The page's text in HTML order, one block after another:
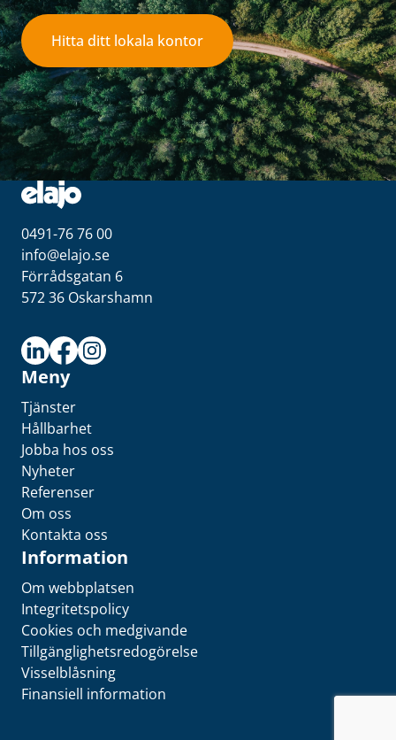
Hitta ditt lokala kontor
0491-76 76 00
info@elajo.se
Förrådsgatan 6
572 36 Oskarshamn
Meny
Tjänster
Hållbarhet
Jobba hos oss
Nyheter
Referenser
Om oss
Kontakta oss
Information
Om webbplatsen
Integritetspolicy
Cookies och medgivande
Tillgänglighetsredogörelse
Visselblåsning
Finansiell information